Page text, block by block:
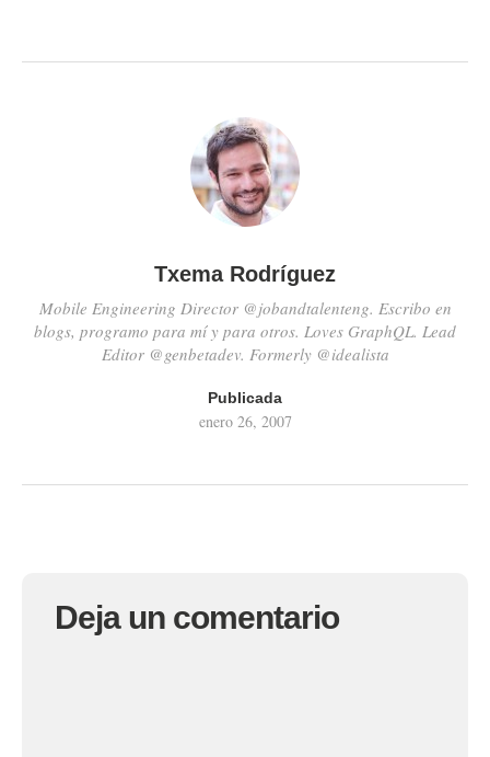
Txema Rodríguez
Mobile Engineering Director @jobandtalenteng. Escribo en
blogs, programo para mí y para otros. Loves GraphQL. Lead
Editor @genbetadev. Formerly @idealista
Publicada
enero 26, 2007
Deja un comentario